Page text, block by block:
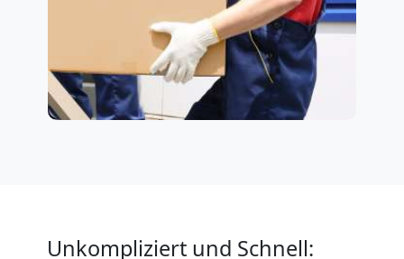
Unkompliziert und Schnell: